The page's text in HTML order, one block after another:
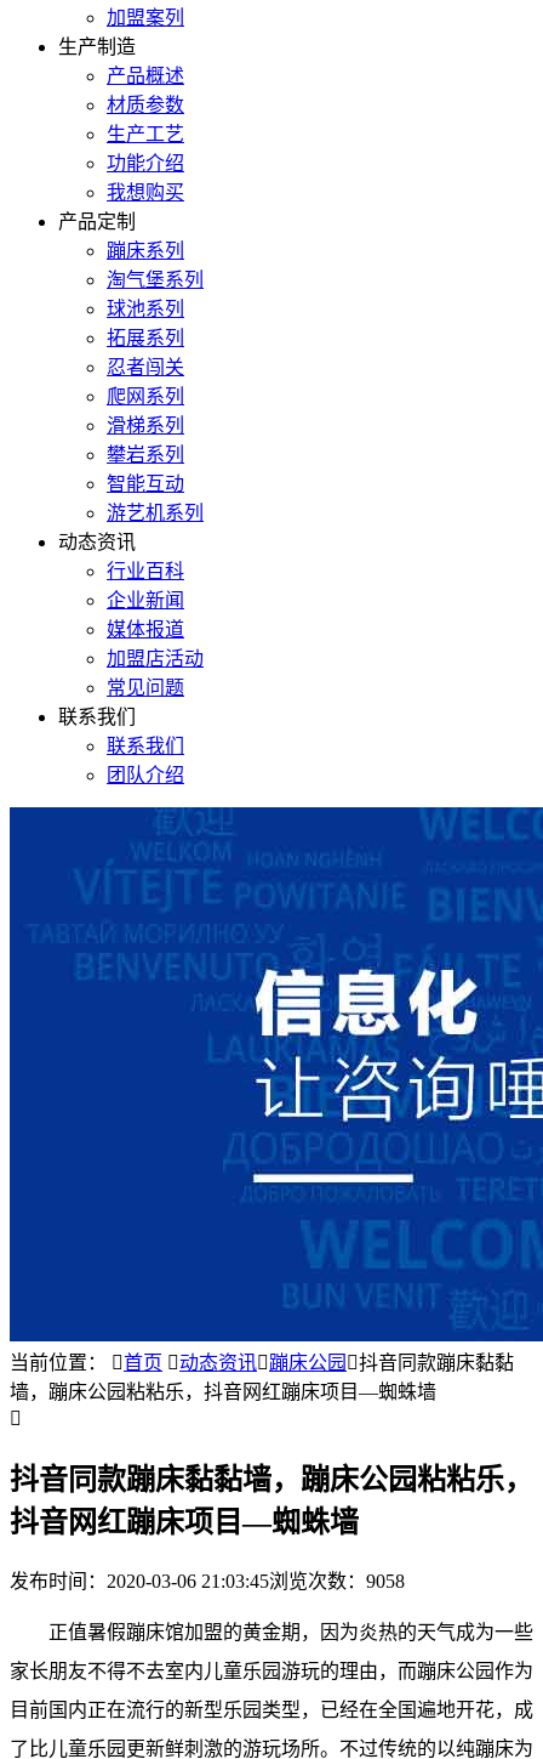
加盟案列
生产制造
产品概述
材质参数
生产工艺
功能介绍
我想购买
产品定制
蹦床系列
淘气堡系列
球池系列
拓展系列
忍者闯关
爬网系列
滑梯系列
攀岩系列
智能互动
游艺机系列
动态资讯
行业百科
企业新闻
媒体报道
加盟店活动
常见问题
联系我们
联系我们
团队介绍
当前位置： 首页 动态资讯蹦床公园 抖音同款蹦床黏黏
墙，蹦床公园粘粘乐，抖音网红蹦床项目—蜘蛛墙

抖音同款蹦床黏黏墙，蹦床公园粘粘乐，
抖音网红蹦床项目—蜘蛛墙
发布时间： 2020-03-06 21:03:45浏览次数：9058
正值暑假蹦床馆加盟的黄金期，因为炎热的天气成为一些
家长朋友不得不去室内儿童乐园游玩的理由，而蹦床公园作为
目前国内正在流行的新型乐园类型，已经在全国遍地开花，成
了比儿童乐园更新鲜刺激的游玩场所。不过传统的以纯蹦床为